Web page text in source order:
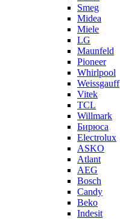
Smeg
Midea
Miele
LG
Maunfeld
Pioneer
Whirlpool
Weissgauff
Vitek
TCL
Willmark
Бирюса
Electrolux
ASKO
Atlant
AEG
Bosch
Candy
Beko
Indesit